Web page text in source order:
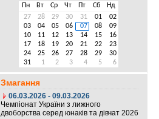
Пн
Вт Ср Чт Пт Сб
Нд
27
28 29 30 31 01
02
03
04 05 06 07 08
09
10
11 12 13 14 15
16
17
18 19 20 21 22
23
24
25 26 27 28 29
30
31
1 2 3 4 5 6
Змагання
06.03.2026 - 09.03.2026
Чемпіонат України з лижного
двоборства серед юнаків та дівчат 2026